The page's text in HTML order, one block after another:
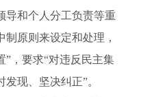
导和个人分工负责等重
原则来设定和处理，
”，要求“对违反民主集
现、坚决纠正”。